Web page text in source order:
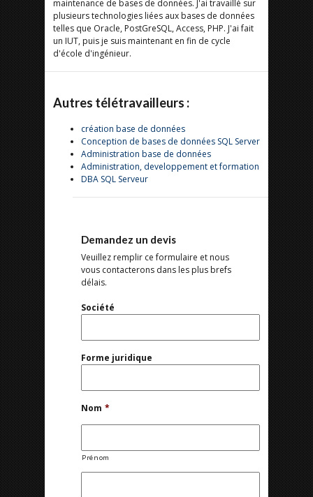
maintenance de bases de données. J'ai travaillé sur
plusieurs technologies liées aux bases de données
telles que Oracle, PostGreSQL, Access, PHP. J'ai fait
un IUT, puis je suis maintenant en fin de cycle
d'école d'ingénieur.
Autres télétravailleurs :
création base de données
Conception de bases de données SQL Server
Administration base de données
Administration, developpement et formation
DBA SQL Serveur
Demandez un devis
Veuillez remplir ce formulaire et nous
vous contacterons dans les plus brefs
délais.
Société
Forme juridique
Nom *
Prénom